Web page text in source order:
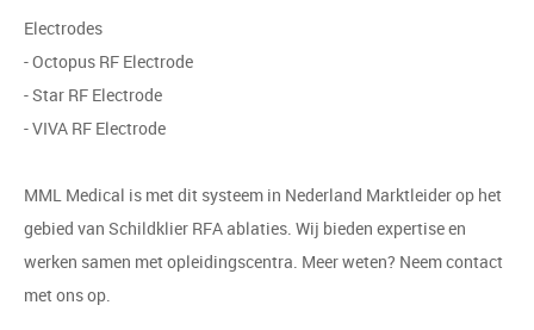
Electrodes
- Octopus RF Electrode
- Star RF Electrode
- VIVA RF Electrode
MML Medical is met dit systeem in Nederland Marktleider op het
gebied van Schildklier RFA ablaties. Wij bieden expertise en
werken samen met opleidingscentra. Meer weten? Neem contact
met ons op.